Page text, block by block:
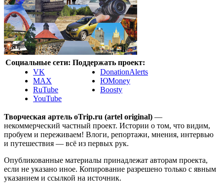
Социальные сети:
VK
MAX
RuTube
YouTube
Поддержать проект:
DonationAlerts
ЮMoney
Boosty
Творческая артель oTrip.ru (artel original) —
некоммерческий частный проект. Истории о том, что видим,
пробуем и переживаем! Влоги, репортажи, мнения, интервью
и путешествия — всё из первых рук.
Опубликованные материалы принадлежат авторам проекта,
если не указано иное. Копирование разрешено только с явным
указанием и ссылкой на источник.